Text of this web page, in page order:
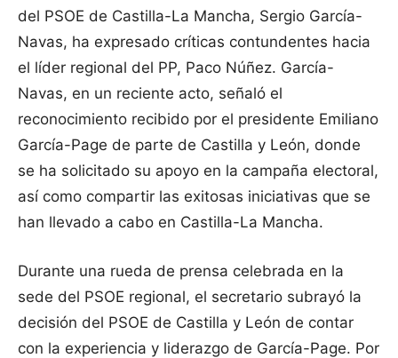
del PSOE de Castilla-La Mancha, Sergio García-
Navas, ha expresado críticas contundentes hacia
el líder regional del PP, Paco Núñez. García-
Navas, en un reciente acto, señaló el
reconocimiento recibido por el presidente Emiliano
García-Page de parte de Castilla y León, donde
se ha solicitado su apoyo en la campaña electoral,
así como compartir las exitosas iniciativas que se
han llevado a cabo en Castilla-La Mancha.
Durante una rueda de prensa celebrada en la
sede del PSOE regional, el secretario subrayó la
decisión del PSOE de Castilla y León de contar
con la experiencia y liderazgo de García-Page. Por